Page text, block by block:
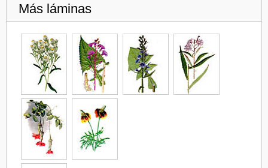
Más láminas